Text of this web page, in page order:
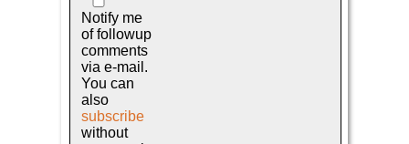
Notify me
of followup
comments
via e-mail.
You can
also
subscribe
without